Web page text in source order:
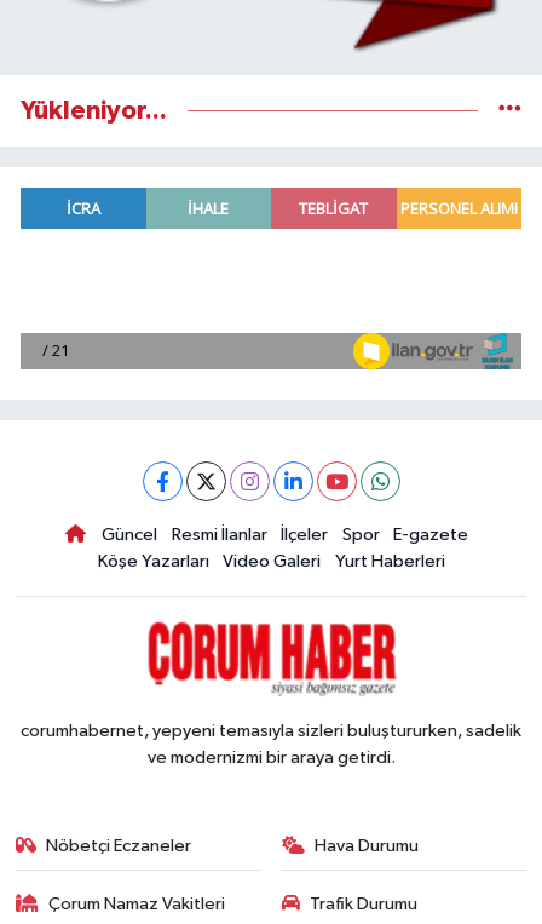
Yükleniyor...
Güncel Resmi İlanlar İlçeler Spor
E-gazete
Köşe Yazarları
Video Galeri Yurt Haberleri
corumhabernet, yepyeni temasıyla sizleri buluştururken, sadelik
ve modernizmi bir araya getirdi.
Nöbetçi Eczaneler Hava Durumu
Çorum Namaz Vakitleri Trafik Durumu